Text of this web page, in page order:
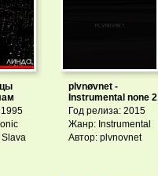
1995
plvnøvnet -
Instrumental none 2
Год релиза: 2015
Жанр: Instrumental
Автор: plvnovnet